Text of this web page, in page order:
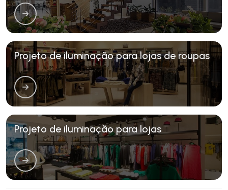
Projeto de iluminação para lojas de roupas
Projeto de iluminação para lojas